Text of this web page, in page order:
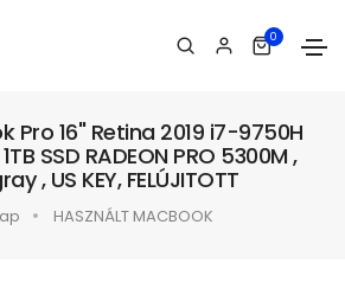
0
Pro 16" Retina 2019 i7-9750H
SSD RADEON PRO 5300M ,
, US KEY, FELÚJITOTT
HASZNÁLT MACBOOK